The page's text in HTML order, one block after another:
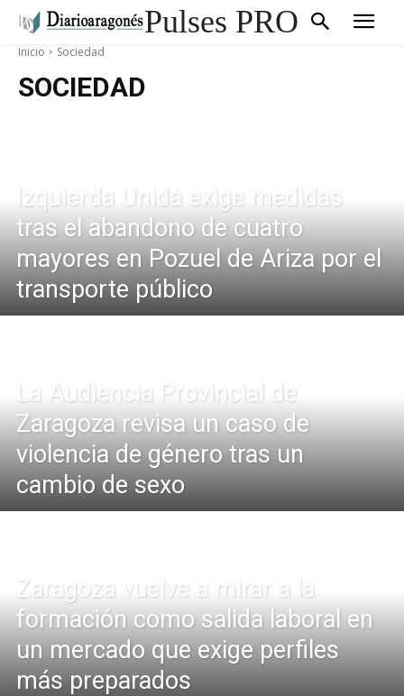
Pulses PRO
Inicio Sociedad
SOCIEDAD
Izquierda Unida exige medidas
tras el abandono de cuatro
mayores en Pozuel de Ariza por el
transporte público
La Audiencia Provincial de
Zaragoza revisa un caso de
violencia de género tras un
cambio de sexo
Zaragoza vuelve a mirar a la
formación como salida laboral en
un mercado que exige perfiles
más preparados